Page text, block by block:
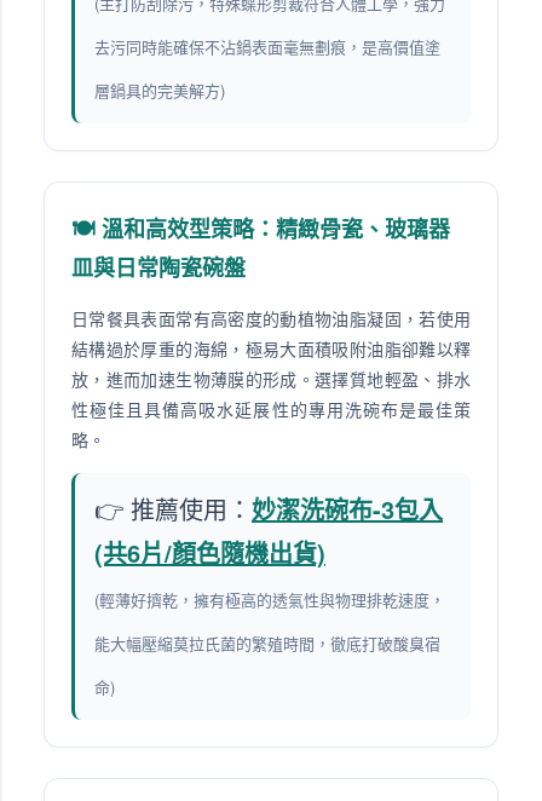
去污同時能確保不沾鍋表面毫無劃痕，是高價值塗
層鍋具的完美解方)
🍽️ 溫和高效型策略：精緻骨瓷、玻璃器
皿與日常陶瓷碗盤
日常餐具表面常有高密度的動植物油脂凝固，若使用
結構過於厚重的海綿，極易大面積吸附油脂卻難以釋
放，進而加速生物薄膜的形成。選擇質地輕盈、排水
性極佳且具備高吸水延展性的專用洗碗布是最佳策
略。
👉 推薦使用： 妙潔洗碗布-3包入
(共6片/顏色隨機出貨)
(輕薄好擠乾，擁有極高的透氣性與物理排乾速度，
能大幅壓縮莫拉氏菌的繁殖時間，徹底打破酸臭宿
命)